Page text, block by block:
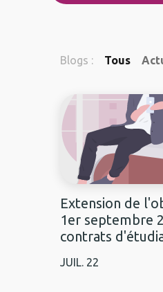
Blogs : Tous
Extension de
1er septembre
contrats
JUIL. 22